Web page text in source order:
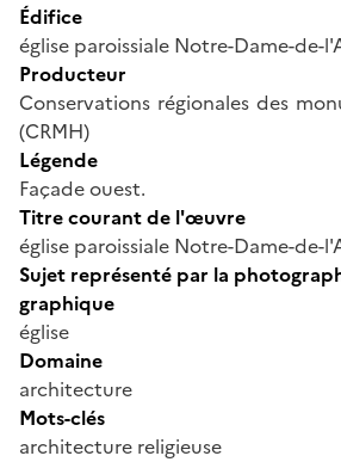
Édifice
église paroissiale Notre-Dame-de-
Producteur
Conservations régionales des
(CRMH)
Légende
Façade ouest.
Titre courant de l'œuvre
église paroissiale Notre-Dame-de-
Sujet représenté par la
graphique
église
Domaine
architecture
Mots-clés
architecture religieuse